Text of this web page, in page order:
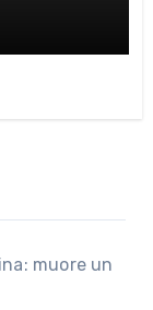
muore un